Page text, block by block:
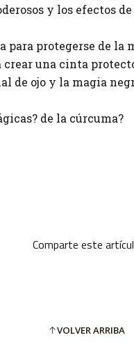
y los efectos
protegerse de la
una cinta
de ojo y la magia
de la cúrcuma?
Comparte este
VOLVER ARRIBA